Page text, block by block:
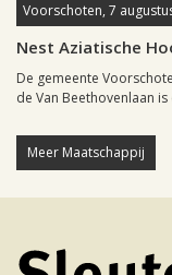
Voorschoten, 7
Nest Aziatische
De gemeente
de Van Beethovenlaan is
Meer Maatschappij